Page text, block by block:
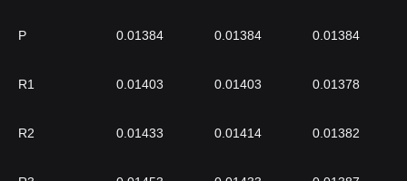
P 0.01384 0.01384 0.01384
R1 0.01403 0.01403 0.01378
R2 0.01433 0.01414 0.01382